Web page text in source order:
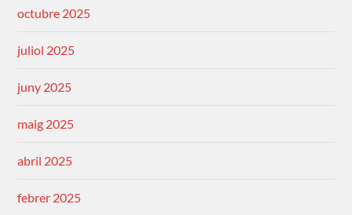
octubre 2025
juliol 2025
juny 2025
maig 2025
abril 2025
febrer 2025